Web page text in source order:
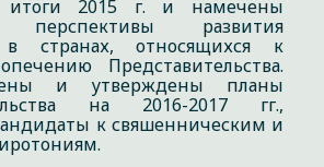
итоги 2015 г. и намечены
перспективы развития
в странах, относящихся к
Представительства.
и утверждены планы
на 2016-2017 гг.,
к свяшенническим и